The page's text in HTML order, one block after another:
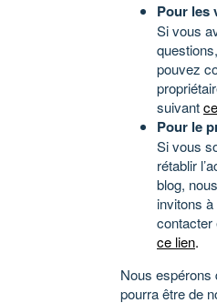
Pour les
Si vous
pouvez
suivant
Pour le
Si vous
rétablir
blog,
invitons à
contacter
ce lien.
Nous espérons
pourra être de